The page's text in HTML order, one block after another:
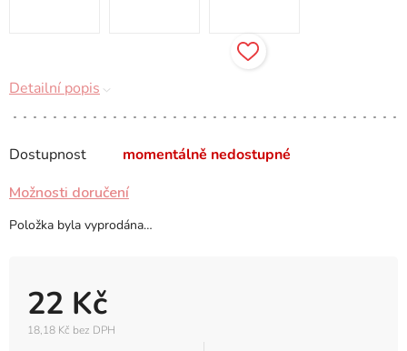
Dostupnost momentálně nedostupné
22 Kč
18,18 Kč bez DPH
Možnosti doručení
Položka byla vyprodána…
Detailní popis